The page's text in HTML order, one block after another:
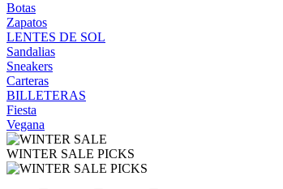
Botas
Zapatos
LENTES DE SOL
Sandalias
Sneakers
Carteras
BILLETERAS
Fiesta
Vegana
WINTER SALE PICKS